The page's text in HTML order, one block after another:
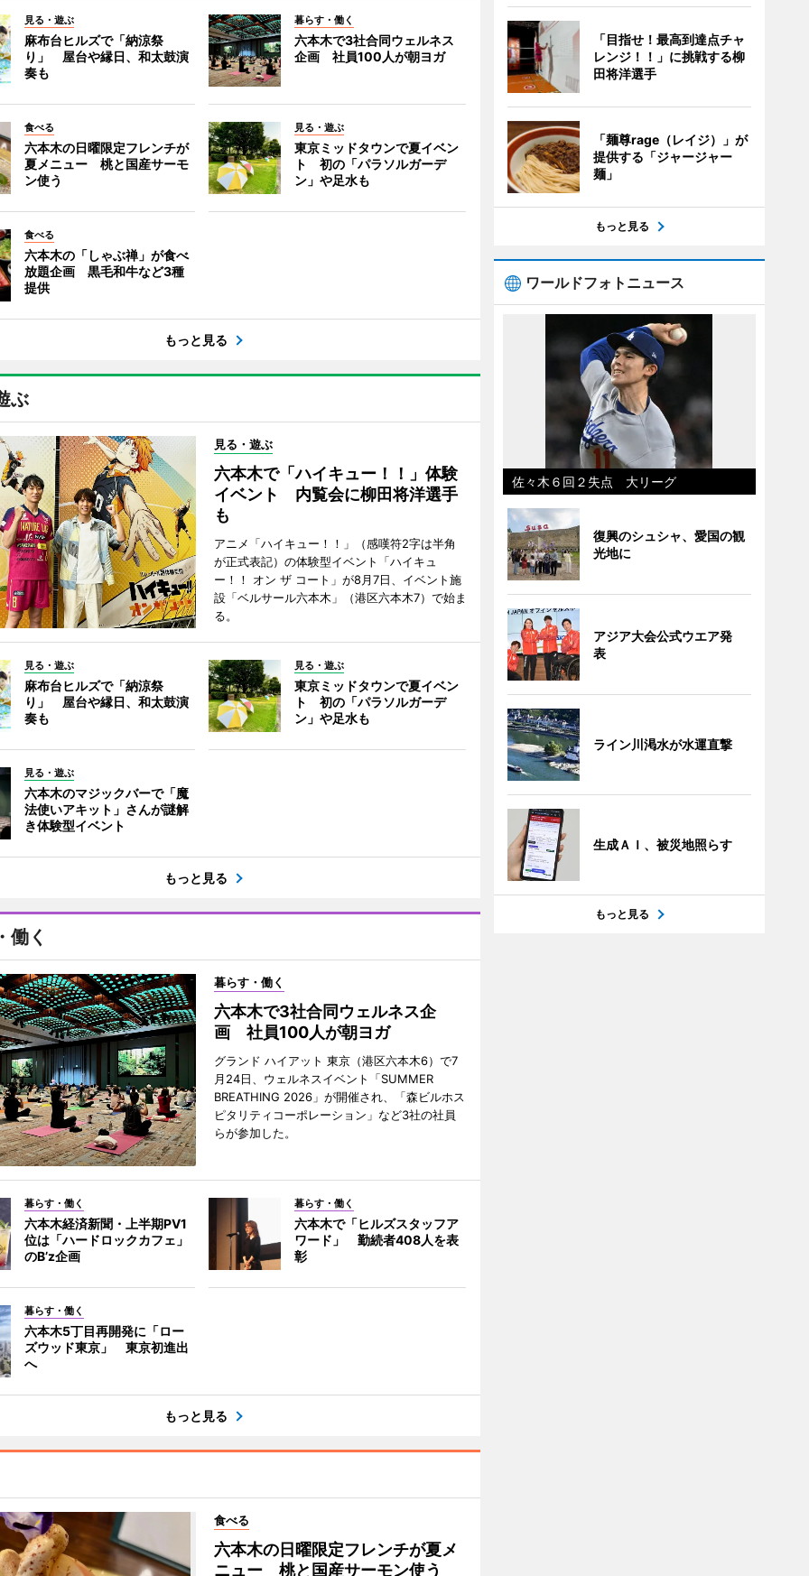
見る・遊ぶ
麻布台ヒルズで「納涼祭
り」 屋台や縁日、和太鼓演
奏も
暮らす・働く
六本木で3社合同ウェルネス
企画 社員100人が朝ヨガ
食べる
六本木の日曜限定フレンチが
夏メニュー 桃と国産サーモ
ン使う
見る・遊ぶ
東京ミッドタウンで夏イベン
ト 初の「パラソルガーデ
ン」や足水も
食べる
六本木の「しゃぶ禅」が食べ
放題企画 黒毛和牛など3種
提供
もっと見る
ぶ
見る・遊ぶ
六本木で「ハイキュー！！」体験
イベント 内覧会に柳田将洋選手
も
アニメ「ハイキュー！！」（感嘆符2字は半角
が正式表記）の体験型イベント「ハイキュ
ー！！ オン ザ コート」が8月7日、イベント施
設「ベルサール六本木」（港区六本木7）で始ま
る。
見る・遊ぶ
麻布台ヒルズで「納涼祭
り」 屋台や縁日、和太鼓演
奏も
見る・遊ぶ
東京ミッドタウンで夏イベン
ト 初の「パラソルガーデ
ン」や足水も
見る・遊ぶ
六本木のマジックバーで「魔
法使いアキット」さんが謎解
き体験型イベント
もっと見る
働く
暮らす・働く
六本木で3社合同ウェルネス企
画 社員100人が朝ヨガ
グランド ハイアット 東京（港区六本木6）で7
月24日、ウェルネスイベント「SUMMER
BREATHING 2026」が開催され、「森ビルホス
ピタリティコーポレーション」など3社の社員
らが参加した。
暮らす・働く
六本木経済新聞・上半期PV1
位は「ハードロックカフェ」
のB’z企画
暮らす・働く
六本木で「ヒルズスタッフア
ワード」 勤続者408人を表
彰
暮らす・働く
六本木5丁目再開発に「ロー
ズウッド東京」 東京初進出
へ
もっと見る
食べる
六本木の日曜限定フレンチが夏メ
ニュー 桃と国産サーモン使う
「目指せ！最高到達点チャ
レンジ！！」に挑戦する柳
田将洋選手
「麺尊rage（レイジ）」が
提供する「ジャージャー
麺」
もっと見る
ワールドフォトニュース
佐々木６回２失点 大リーグ
復興のシュシャ、愛国の観
光地に
アジア大会公式ウエア発
表
ライン川渇水が水運直撃
生成ＡＩ、被災地照らす
もっと見る